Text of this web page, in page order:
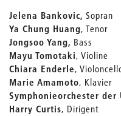
Jelena Bankovic, Sopran
Ya Chung Huang, Tenor
Jongsoo Yang, Bass
Mayu Tomotaki, Violine
Chiara Enderle,
Marie Amamoto, Klavier
Symphonieorchester
Harry Curtis, Dirigent